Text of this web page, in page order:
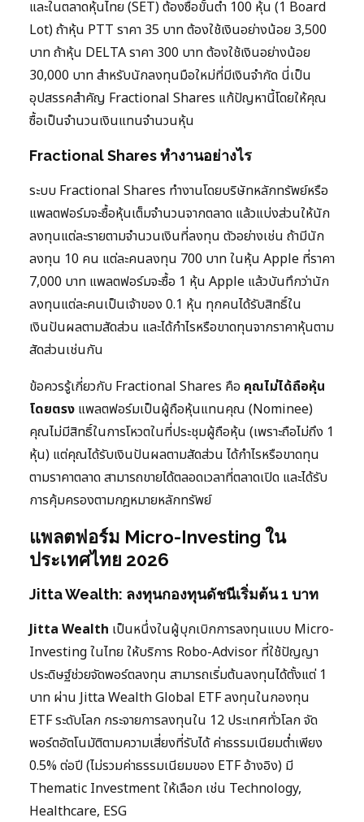
และในตลาดหุ้นไทย (SET) ต้องซื้อขั้นต่ำ 100 หุ้น (1 Board
Lot) ถ้าหุ้น PTT ราคา 35 บาท ต้องใช้เงินอย่างน้อย 3,500
บาท ถ้าหุ้น DELTA ราคา 300 บาท ต้องใช้เงินอย่างน้อย
30,000 บาท สำหรับนักลงทุนมือใหม่ที่มีเงินจำกัด นี่เป็น
อุปสรรคสำคัญ Fractional Shares แก้ปัญหานี้โดยให้คุณ
ซื้อเป็นจำนวนเงินแทนจำนวนหุ้น
Fractional Shares ทำงานอย่างไร
ระบบ Fractional Shares ทำงานโดยบริษัทหลักทรัพย์หรือ
แพลตฟอร์มจะซื้อหุ้นเต็มจำนวนจากตลาด แล้วแบ่งส่วนให้นัก
ลงทุนแต่ละรายตามจำนวนเงินที่ลงทุน ตัวอย่างเช่น ถ้ามีนัก
ลงทุน 10 คน แต่ละคนลงทุน 700 บาท ในหุ้น Apple ที่ราคา
7,000 บาท แพลตฟอร์มจะซื้อ 1 หุ้น Apple แล้วบันทึกว่านัก
ลงทุนแต่ละคนเป็นเจ้าของ 0.1 หุ้น ทุกคนได้รับสิทธิ์ใน
เงินปันผลตามสัดส่วน และได้กำไรหรือขาดทุนจากราคาหุ้นตาม
สัดส่วนเช่นกัน
ข้อควรรู้เกี่ยวกับ Fractional Shares คือ คุณไม่ได้ถือหุ้น
โดยตรง แพลตฟอร์มเป็นผู้ถือหุ้นแทนคุณ (Nominee)
คุณไม่มีสิทธิ์ในการโหวตในที่ประชุมผู้ถือหุ้น (เพราะถือไม่ถึง 1
หุ้น) แต่คุณได้รับเงินปันผลตามสัดส่วน ได้กำไรหรือขาดทุน
ตามราคาตลาด สามารถขายได้ตลอดเวลาที่ตลาดเปิด และได้รับ
การคุ้มครองตามกฎหมายหลักทรัพย์
แพลตฟอร์ม Micro-Investing ใน
ประเทศไทย 2026
Jitta Wealth: ลงทุนกองทุนดัชนีเริ่มต้น 1 บาท
Jitta Wealth เป็นหนึ่งในผู้บุกเบิกการลงทุนแบบ Micro-
Investing ในไทย ให้บริการ Robo-Advisor ที่ใช้ปัญญา
ประดิษฐ์ช่วยจัดพอร์ตลงทุน สามารถเริ่มต้นลงทุนได้ตั้งแต่ 1
บาท ผ่าน Jitta Wealth Global ETF ลงทุนในกองทุน
ETF ระดับโลก กระจายการลงทุนใน 12 ประเทศทั่วโลก จัด
พอร์ตอัตโนมัติตามความเสี่ยงที่รับได้ ค่าธรรมเนียมต่ำเพียง
0.5% ต่อปี (ไม่รวมค่าธรรมเนียมของ ETF อ้างอิง) มี
Thematic Investment ให้เลือก เช่น Technology,
Healthcare, ESG